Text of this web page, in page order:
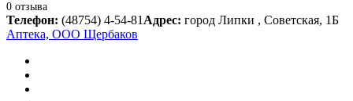
0 отзыва
Телефон: (48754) 4-54-81Адрес: город Липки , Советская, 1Б
Аптека, ООО Щербаков